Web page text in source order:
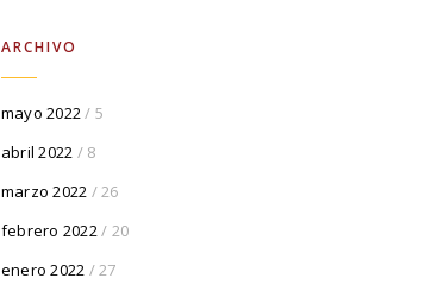
ARCHIVO
mayo 2022/ 5
abril 2022 / 8
marzo 2022 / 26
febrero 2022/ 20
enero 2022 / 27